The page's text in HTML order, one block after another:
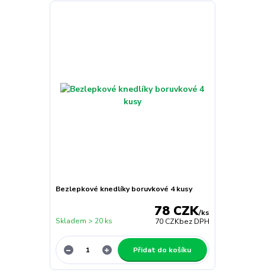
Bezlepkové knedlíky boruvkové 4 kusy
78 CZK/ks
70 CZKbez DPH
Skladem > 20 ks
Přidat do košíku